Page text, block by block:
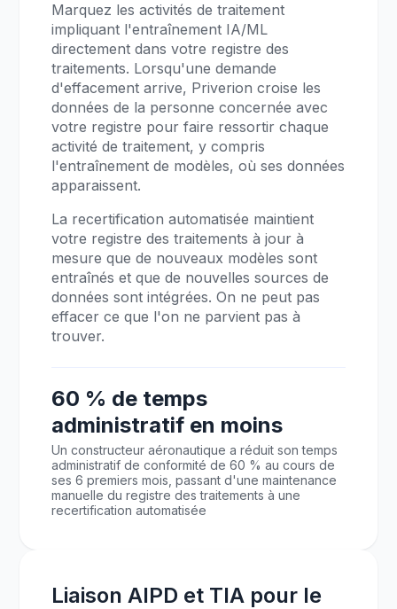
Marquez les activités de traitement
impliquant l'entraînement IA/ML
directement dans votre registre des
traitements. Lorsqu'une demande
d'effacement arrive, Priverion croise les
données de la personne concernée avec
votre registre pour faire ressortir chaque
activité de traitement, y compris
l'entraînement de modèles, où ses données
apparaissent.
La recertification automatisée maintient
votre registre des traitements à jour à
mesure que de nouveaux modèles sont
entraînés et que de nouvelles sources de
données sont intégrées. On ne peut pas
effacer ce que l'on ne parvient pas à
trouver.
60 % de temps
administratif en moins
Un constructeur aéronautique a réduit son temps
administratif de conformité de 60 % au cours de
ses 6 premiers mois, passant d'une maintenance
manuelle du registre des traitements à une
recertification automatisée
Liaison AIPD et TIA pour le